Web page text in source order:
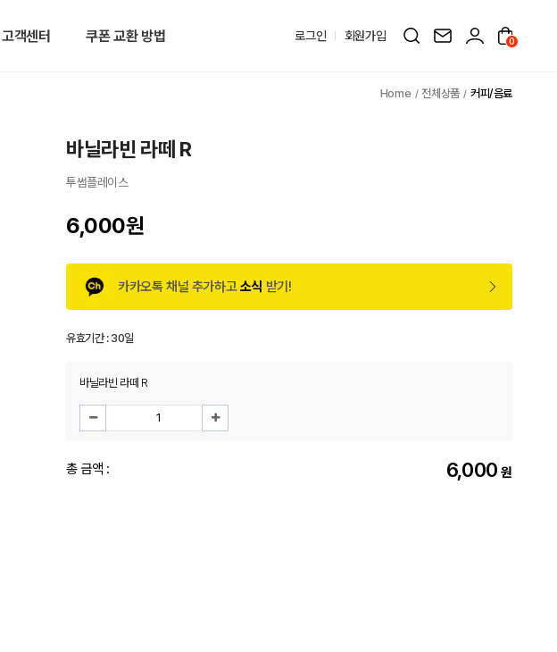
고객센터 쿠폰 교환 방법 로그인 회원가입 0
전체상품 커피/음료
바닐라빈 라떼 R
투썸플레이스
6,000원
카카오톡 채널 추가하고소식 받기!
유효기간 :30일
바닐라빈 라떼 R
총 금액 : 6,000 원